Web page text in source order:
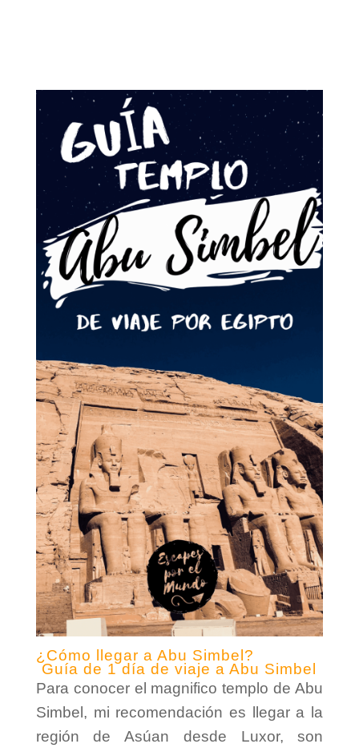
¿Cómo llegar a Abu Simbel?
Guía de 1 día de viaje a Abu Simbel
Para conocer el magnifico templo de Abu
Simbel, mi recomendación es llegar a la
región de Asúan desde Luxor, son